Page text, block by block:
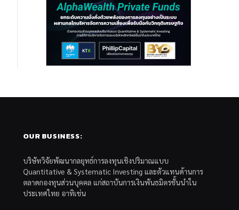
OUR BUSINESS:
บริษัทวิจัยพัฒนากลยุทธ์การลงทุนเชิงปริมาณแบบ
Quantitative & Systematic Investing และตัวแทนด้านการ
ตลาดกองทุนส่วนบุคคล แก่สถาบันการเงินพันธมิตรชั้นนำใน
ประเทศไทย อาทิเช่น